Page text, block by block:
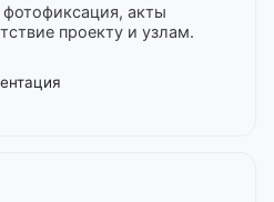
акты
проекту и узлам.